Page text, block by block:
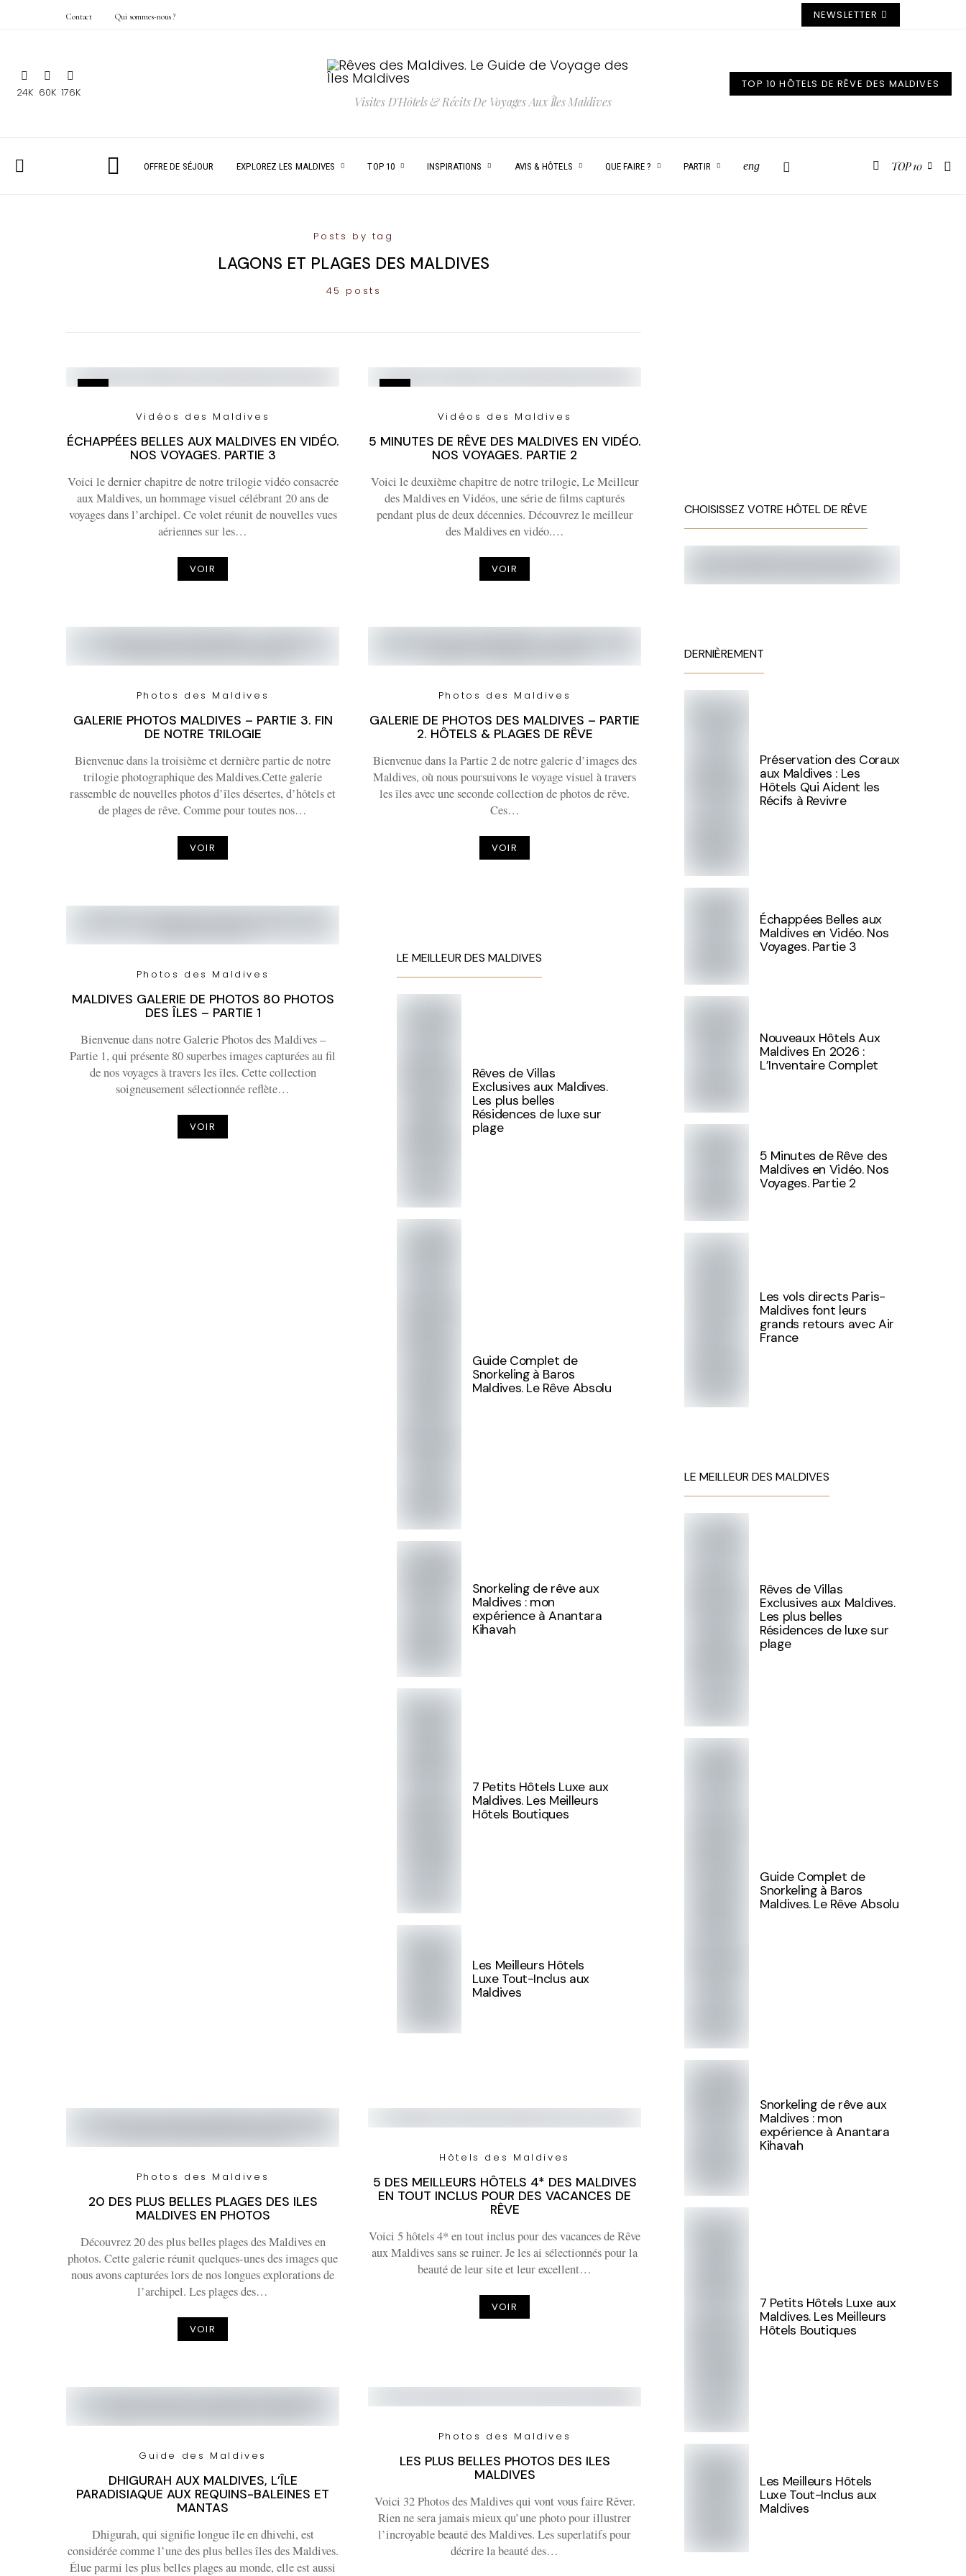
Contact Qui sommes-nous ? NEWSLETTER
24K 60K 176K
Visites D'Hôtels & Récits De Voyages Aux Îles Maldives
TOP 10 HÔTELS DE RÊVE DES MALDIVES
OFFRE DE SÉJOUR EXPLOREZ LES MALDIVES TOP 10 INSPIRATIONS AVIS & HÔTELS QUE FAIRE ? PARTIR eng TOP 10
Posts by tag
LAGONS ET PLAGES DES MALDIVES
45 posts
Vidéos des Maldives
ÉCHAPPÉES BELLES AUX MALDIVES EN VIDÉO.
NOS VOYAGES. PARTIE 3
Voici le dernier chapitre de notre trilogie vidéo consacrée
aux Maldives, un hommage visuel célébrant 20 ans de
voyages dans l’archipel. Ce volet réunit de nouvelles vues
aériennes sur les…
VOIR
Vidéos des Maldives
5 MINUTES DE RÊVE DES MALDIVES EN VIDÉO.
NOS VOYAGES. PARTIE 2
Voici le deuxième chapitre de notre trilogie, Le Meilleur
des Maldives en Vidéos, une série de films capturés
pendant plus de deux décennies. Découvrez le meilleur
des Maldives en vidéo.…
VOIR
Photos des Maldives
GALERIE PHOTOS MALDIVES – PARTIE 3. FIN
DE NOTRE TRILOGIE
Bienvenue dans la troisième et dernière partie de notre
trilogie photographique des Maldives.Cette galerie
rassemble de nouvelles photos d’îles désertes, d’hôtels et
de plages de rêve. Comme pour toutes nos…
VOIR
Photos des Maldives
GALERIE DE PHOTOS DES MALDIVES – PARTIE
2. HÔTELS & PLAGES DE RÊVE
Bienvenue dans la Partie 2 de notre galerie d’images des
Maldives, où nous poursuivons le voyage visuel à travers
les îles avec une seconde collection de photos de rêve.
Ces…
VOIR
Photos des Maldives
MALDIVES GALERIE DE PHOTOS 80 PHOTOS
DES ÎLES – PARTIE 1
Bienvenue dans notre Galerie Photos des Maldives –
Partie 1, qui présente 80 superbes images capturées au fil
de nos voyages à travers les îles. Cette collection
soigneusement sélectionnée reflète…
VOIR
LE MEILLEUR DES MALDIVES
Rêves de Villas
Exclusives aux Maldives.
Les plus belles
Résidences de luxe sur
plage
Guide Complet de
Snorkeling à Baros
Maldives. Le Rêve Absolu
Snorkeling de rêve aux
Maldives : mon
expérience à Anantara
Kihavah
7 Petits Hôtels Luxe aux
Maldives. Les Meilleurs
Hôtels Boutiques
Les Meilleurs Hôtels
Luxe Tout-Inclus aux
Maldives
Photos des Maldives
20 DES PLUS BELLES PLAGES DES ILES
MALDIVES EN PHOTOS
Découvrez 20 des plus belles plages des Maldives en
photos. Cette galerie réunit quelques-unes des images que
nous avons capturées lors de nos longues explorations de
l’archipel. Les plages des…
VOIR
Hôtels des Maldives
5 DES MEILLEURS HÔTELS 4* DES MALDIVES
EN TOUT INCLUS POUR DES VACANCES DE
RÊVE
Voici 5 hôtels 4* en tout inclus pour des vacances de Rêve
aux Maldives sans se ruiner. Je les ai sélectionnés pour la
beauté de leur site et leur excellent…
VOIR
Guide des Maldives
DHIGURAH AUX MALDIVES, L’ÎLE
PARADISIAQUE AUX REQUINS-BALEINES ET
MANTAS
Dhigurah, qui signifie longue île en dhivehi, est
considérée comme l’une des plus belles îles des Maldives.
Élue parmi les plus belles plages au monde, elle est aussi
Photos des Maldives
LES PLUS BELLES PHOTOS DES ILES
MALDIVES
Voici 32 Photos des Maldives qui vont vous faire Rêver.
Rien ne sera jamais mieux qu’une photo pour illustrer
l’incroyable beauté des Maldives. Les superlatifs pour
décrire la beauté des…
CHOISISSEZ VOTRE HÔTEL DE RÊVE
DERNIÈREMENT
Préservation des Coraux
aux Maldives : Les
Hôtels Qui Aident les
Récifs à Revivre
Échappées Belles aux
Maldives en Vidéo. Nos
Voyages. Partie 3
Nouveaux Hôtels Aux
Maldives En 2026 :
L’Inventaire Complet
5 Minutes de Rêve des
Maldives en Vidéo. Nos
Voyages. Partie 2
Les vols directs Paris-
Maldives font leurs
grands retours avec Air
France
LE MEILLEUR DES MALDIVES
Rêves de Villas
Exclusives aux Maldives.
Les plus belles
Résidences de luxe sur
plage
Guide Complet de
Snorkeling à Baros
Maldives. Le Rêve Absolu
Snorkeling de rêve aux
Maldives : mon
expérience à Anantara
Kihavah
7 Petits Hôtels Luxe aux
Maldives. Les Meilleurs
Hôtels Boutiques
Les Meilleurs Hôtels
Luxe Tout-Inclus aux
Maldives